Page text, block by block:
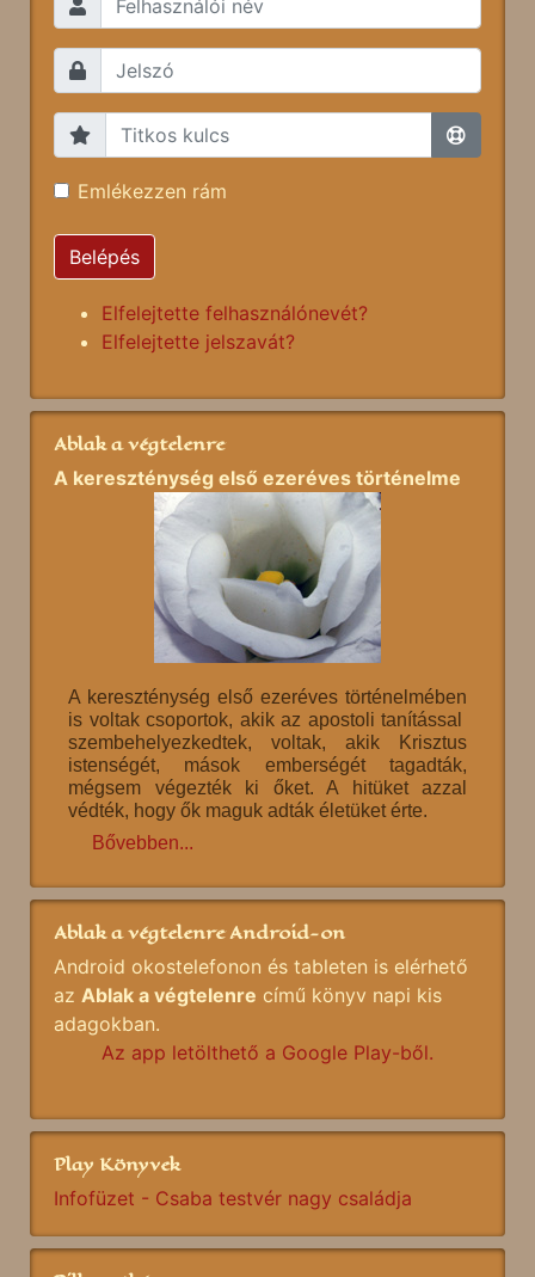
Emlékezzen rám
Belépés
Elfelejtette felhasználónevét?
Elfelejtette jelszavát?
Ablak a végtelenre
A kereszténység első ezeréves történelme
A kereszténység első ezeréves történelmében
is voltak csoportok, akik az apostoli tanítással
szembehelyezkedtek, voltak, akik Krisztus
istenségét, mások emberségét tagadták,
mégsem végezték ki őket. A hitüket azzal
védték, hogy ők maguk adták életüket érte.
Bővebben...
Ablak a végtelenre Android-on
Android okostelefonon és tableten is elérhető
az Ablak a végtelenre című könyv napi kis
adagokban.
Az app letölthető a Google Play-ből.
Play Könyvek
Infofüzet - Csaba testvér nagy családja